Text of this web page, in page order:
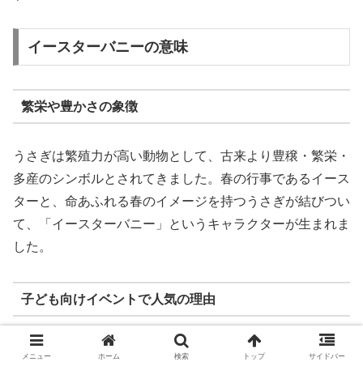
イースターバニーの意味
繁栄や豊かさの象徴
うさぎは繁殖力が高い動物として、古来より豊穣・繁栄・
多産のシンボルとされてきました。春の行事であるイース
ターと、命あふれる春のイメージを持つうさぎが結びつい
て、「イースターバニー」というキャラクターが生まれま
した。
子ども向けイベントで人気の理由
イースターバニーは、クリスマスのサンタクロースのよう
メニュー ホーム 検索 トップ サイドバー